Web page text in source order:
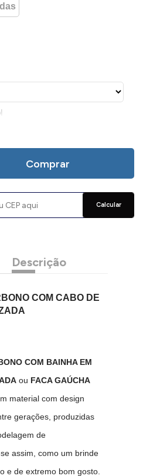
Comprar
Calcular
Descrição
COM CABO DE
COM BAINHA EM
ou FACA GAÚCHA
material com design
gerações, produzidas
de
assim, como um brinde
e de extremo bom gosto.